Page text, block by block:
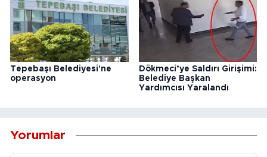
Tepebaşı Belediyesi'ne
operasyon
Dökmeci’ye Saldırı Girişimi:
Belediye Başkan
Yardımcısı Yaralandı
Yorumlar